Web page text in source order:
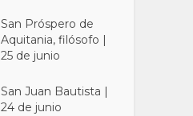
San Próspero de
Aquitania, filósofo |
25 de junio
San Juan Bautista |
24 de junio